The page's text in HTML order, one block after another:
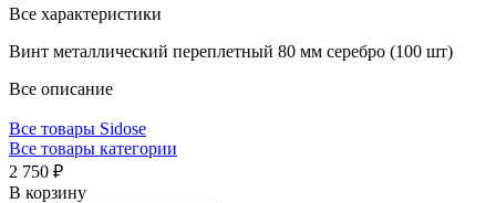
Все характеристики
Винт металлический переплетный 80 мм серебро (100 шт)
Все описание
Все товары Sidose
Все товары категории
2 750 ₽
В корзину